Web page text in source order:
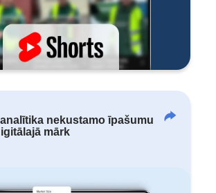
nekustamo īpašumu
mārk